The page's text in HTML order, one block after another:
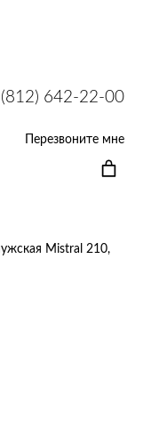
642-22-00
Перезвоните мне
Mistral 210,